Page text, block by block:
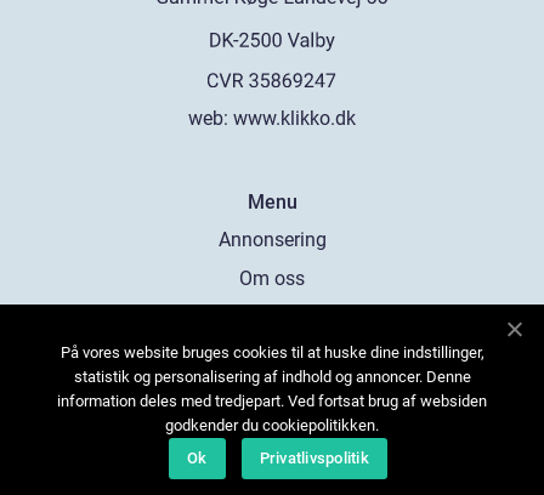
web: www.klikko.dk
Menu
Annonsering
Om oss
Kontakta oss
Sitemap
På vores website bruges cookies til at huske dine indstillinger,
statistik og personalisering af indhold og annoncer. Denne
information deles med tredjepart. Ved fortsat brug af websiden
godkender du cookiepolitikken.
Ok
Privatlivspolitik